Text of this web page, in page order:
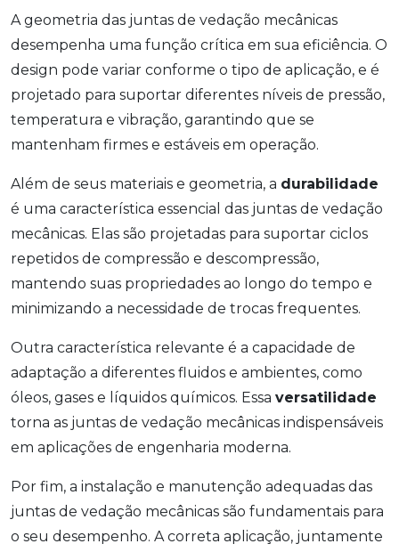
A geometria das juntas de vedação mecânicas
desempenha uma função crítica em sua eficiência. O
design pode variar conforme o tipo de aplicação, e é
projetado para suportar diferentes níveis de pressão,
temperatura e vibração, garantindo que se
mantenham firmes e estáveis em operação.
Além de seus materiais e geometria, a durabilidade
é uma característica essencial das juntas de vedação
mecânicas. Elas são projetadas para suportar ciclos
repetidos de compressão e descompressão,
mantendo suas propriedades ao longo do tempo e
minimizando a necessidade de trocas frequentes.
Outra característica relevante é a capacidade de
adaptação a diferentes fluidos e ambientes, como
óleos, gases e líquidos químicos. Essa versatilidade
torna as juntas de vedação mecânicas indispensáveis
em aplicações de engenharia moderna.
Por fim, a instalação e manutenção adequadas das
juntas de vedação mecânicas são fundamentais para
o seu desempenho. A correta aplicação, juntamente